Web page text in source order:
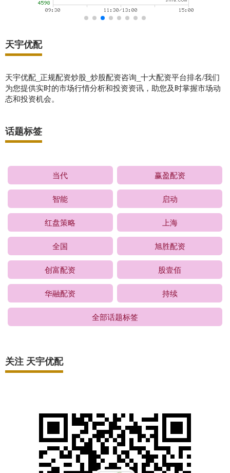
天宇优配
天宇优配_正规配资炒股_炒股配资咨询_十大配资平台排名/我们
为您提供实时的市场行情分析和投资资讯，助您及时掌握市场动
态和投资机会。
话题标签
当代 赢盈配资
智能 启动
红盘策略 上海
全国 旭胜配资
创富配资 股壹佰
华融配资 持续
全部话题标签
关注 天宇优配